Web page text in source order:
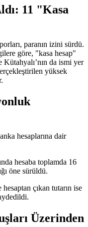
11 "Kasa
paranın izini sürdü.
göre, "kasa hesap"
da ismi yer
yüksek
hesaplarına dair
hesaba toplamda 16
öne sürüldü.
çıkan tutarın ise
Üzerinden